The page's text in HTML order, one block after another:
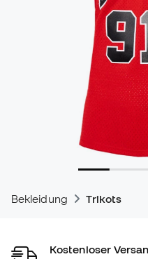
Bekleidung Trikots
Kostenloser